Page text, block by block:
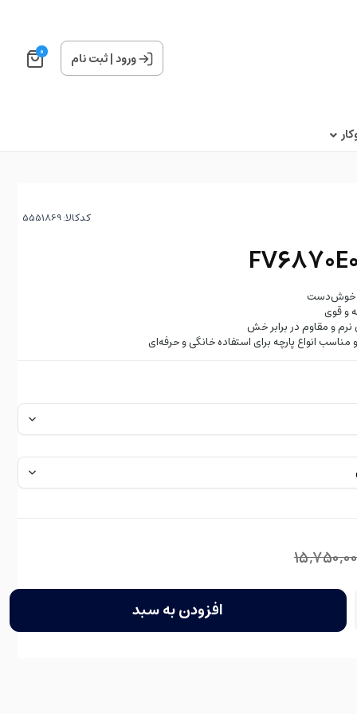
ورود|ثبت نام 0
کدکالا:
و خوش‌دست
و قوی
انواع پارچه برای استفاده خانگی و حرفه‌ای
افزودن به سبد